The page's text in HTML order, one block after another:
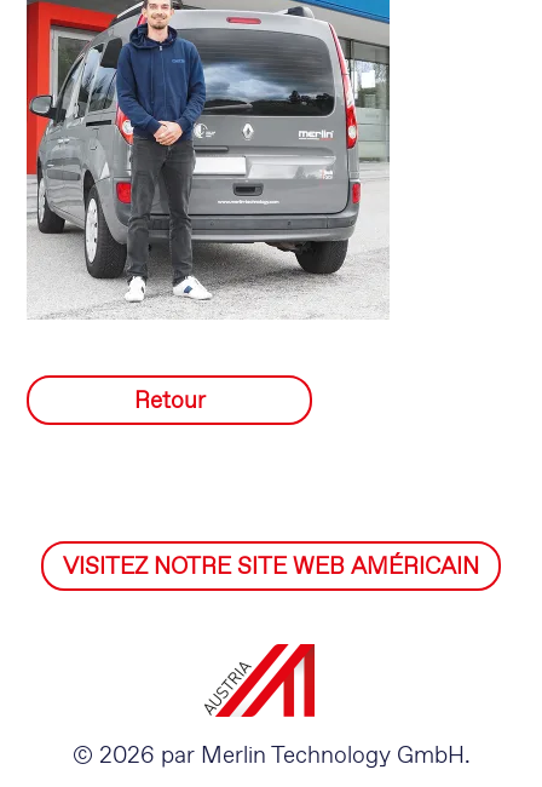
Retour
VISITEZ NOTRE SITE WEB AMÉRICAIN
© 2026 par Merlin Technology GmbH.